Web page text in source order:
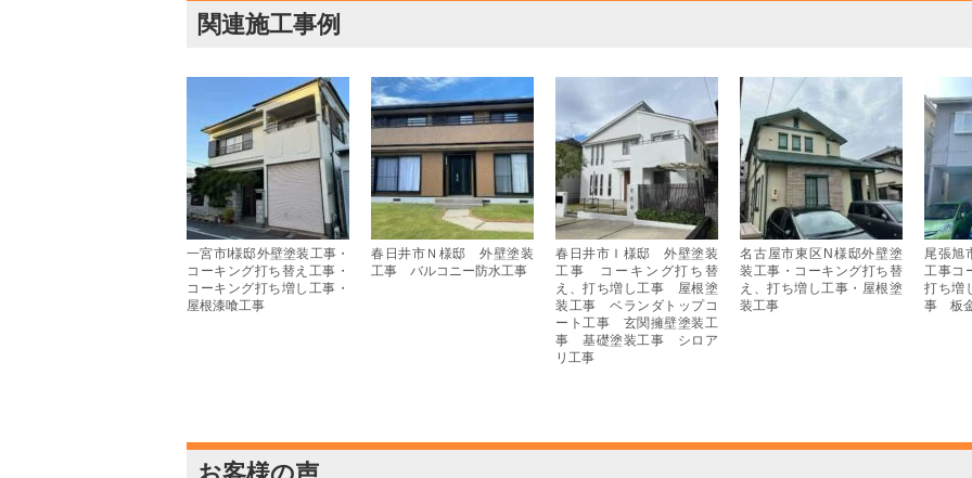
関連施工事例
一宮市I様邸外壁塗装工事・
コーキング打ち替え工事・
コーキング打ち増し工事・
屋根漆喰工事
春日井市Ｎ様邸 外壁塗装
工事 バルコニー防水工事
春日井市Ｉ様邸 外壁塗装
工事 コーキング打ち替
え、打ち増し工事 屋根塗
装工事 ベランダトップコ
ート工事 玄関擁壁塗装工
事 基礎塗装工事 シロア
リ工事
名古屋市東区N様邸外壁塗
装工事・コーキング打ち替
え、打ち増し工事・屋根塗
装工事
尾張旭
工事コ
打ち増
事 板